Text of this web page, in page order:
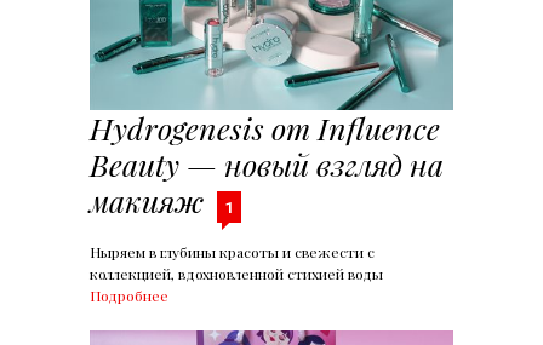
Hydrogenesis от Influence
Beauty — новый взгляд на
макияж
1
Ныряем в глубины красоты и свежести с
коллекцией, вдохновленной стихией воды
Подробнее